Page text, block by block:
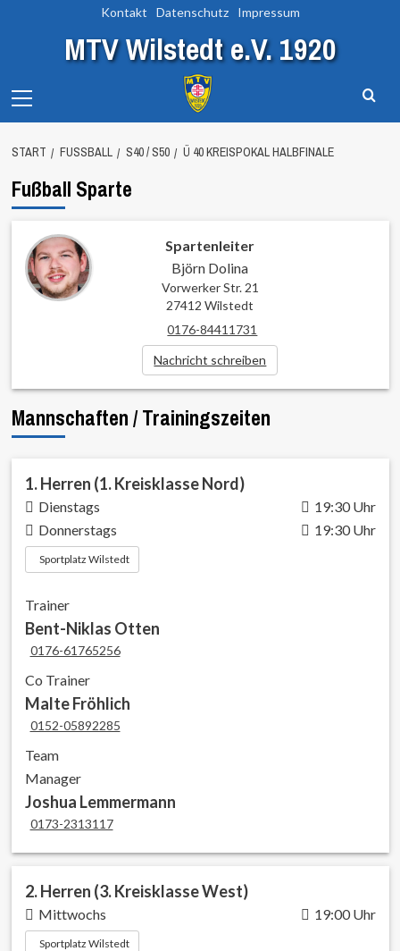
Kontakt Datenschutz Impressum
MTV Wilstedt e.V. 1920
Menu
START FUSSBALL S40 / S50 Ü 40 KREISPOKAL HALBFINALE
Fußball Sparte
Spartenleiter
Björn Dolina
Vorwerker Str. 21
27412 Wilstedt
0176-84411731
Nachricht schreiben
Mannschaften / Trainingszeiten
1. Herren (1. Kreisklasse Nord)
Dienstags
19:30 Uhr
Donnerstags
19:30 Uhr
Sportplatz Wilstedt
Trainer
Bent-Niklas Otten
0176-61765256
Co Trainer
Malte Fröhlich
0152-05892285
Team
Manager
Joshua Lemmermann
0173-2313117
2. Herren (3. Kreisklasse West)
Mittwochs 19:00 Uhr
Sportplatz Wilstedt